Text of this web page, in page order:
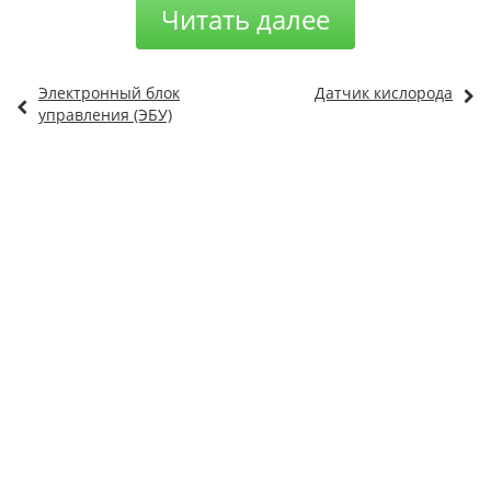
Читать далее
Электронный блок
управления (ЭБУ)
Датчик кислорода